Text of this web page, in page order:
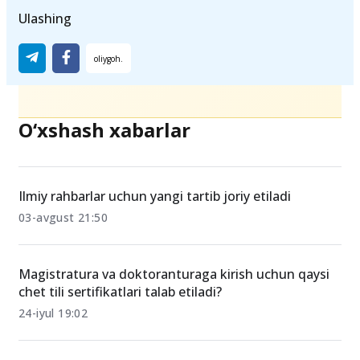
Ulashing
O‘xshash xabarlar
Ilmiy rahbarlar uchun yangi tartib joriy etiladi
03-avgust 21:50
Magistratura va doktoranturaga kirish uchun qaysi
chet tili sertifikatlari talab etiladi?
24-iyul 19:02